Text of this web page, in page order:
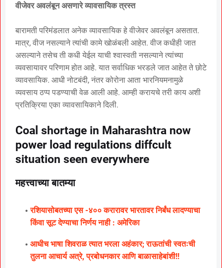
वीजेवर अवलंबून असणारे व्यावसायिक त्रस्त
बारामती परिमंडलात अनेक व्यावसायिक हे वीजेवर अवलंबून असतात.
मात्र, वीज नसल्याने त्यांची कामे खोळंबली आहेत. वीज कधीही जात
असल्याने तसेच ती कधी येईल याची श्वास्वती नसल्याने त्यांच्या
व्यवसायावर परिणाम होत आहे. यात सर्वाधिक भरडले जात आहेत ते छोटे
व्यावसायिक. आधी नोटबंदी, नंतर कोरोना आता भारनियमनामुळे
व्यवसाय ठप्प पडण्याची वेळ आली आहे. आम्ही करायचे तरी काय अशी
प्रतिक्रिया एका व्यावसायिकाने दिली.
Coal shortage in Maharashtra now
power load regulations diffcult
situation seen everywhere
महत्त्वाच्या बातम्या
रशियासोबतच्या एस -४०० करारावर भारतावर निर्बंध लादण्याचा
किंवा सूट देण्याचा निर्णय नाही : अमेरिका
आधीच भाषा शिवराळ त्यात भरला अहंकार; राऊतांची स्वतःची
तुलना आचार्य अत्रे, प्रबोधनकार आणि बाळासाहेबांशी!!